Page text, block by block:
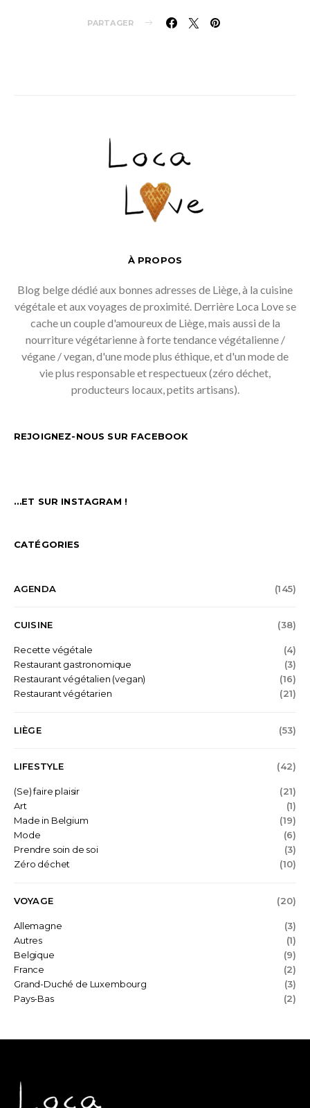
PARTAGER
À PROPOS
Blog belge dédié aux bonnes adresses de Liège, à la cuisine
végétale et aux voyages de proximité. Derrière Loca Love se
cache un couple d'amoureux de Liège, mais aussi de la
nourriture végétarienne à forte tendance végétalienne /
végane / vegan, d'une mode plus éthique, et d'un mode de
vie plus responsable et respectueux (zéro déchet,
producteurs locaux, petits artisans).
REJOIGNEZ-NOUS SUR FACEBOOK
…ET SUR INSTAGRAM !
CATÉGORIES
AGENDA (145)
CUISINE (38)
Recette végétale
(4)
Restaurant gastronomique
(3)
Restaurant végétalien (vegan)
(16)
Restaurant végétarien
(21)
LIÈGE (53)
LIFESTYLE (42)
(Se) faire plaisir
(21)
Art
(1)
Made in Belgium
(19)
Mode
(6)
Prendre soin de soi
(3)
Zéro déchet
(10)
VOYAGE (20)
Allemagne
(3)
Autres
(1)
Belgique
(9)
France
(2)
Grand-Duché de Luxembourg
(3)
Pays-Bas
(2)